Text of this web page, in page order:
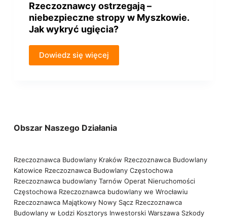
Rzeczoznawcy ostrzegają –
niebezpieczne stropy w Myszkowie.
Jak wykryć ugięcia?
Dowiedz się więcej
Obszar Naszego Działania
Rzeczoznawca Budowlany Kraków Rzeczoznawca Budowlany
Katowice Rzeczoznawca Budowlany Częstochowa
Rzeczoznawca budowlany Tarnów Operat Nieruchomości
Częstochowa Rzeczoznawca budowlany we Wrocławiu
Rzeczoznawca Majątkowy Nowy Sącz Rzeczoznawca
Budowlany w Łodzi Kosztorys Inwestorski Warszawa Szkody